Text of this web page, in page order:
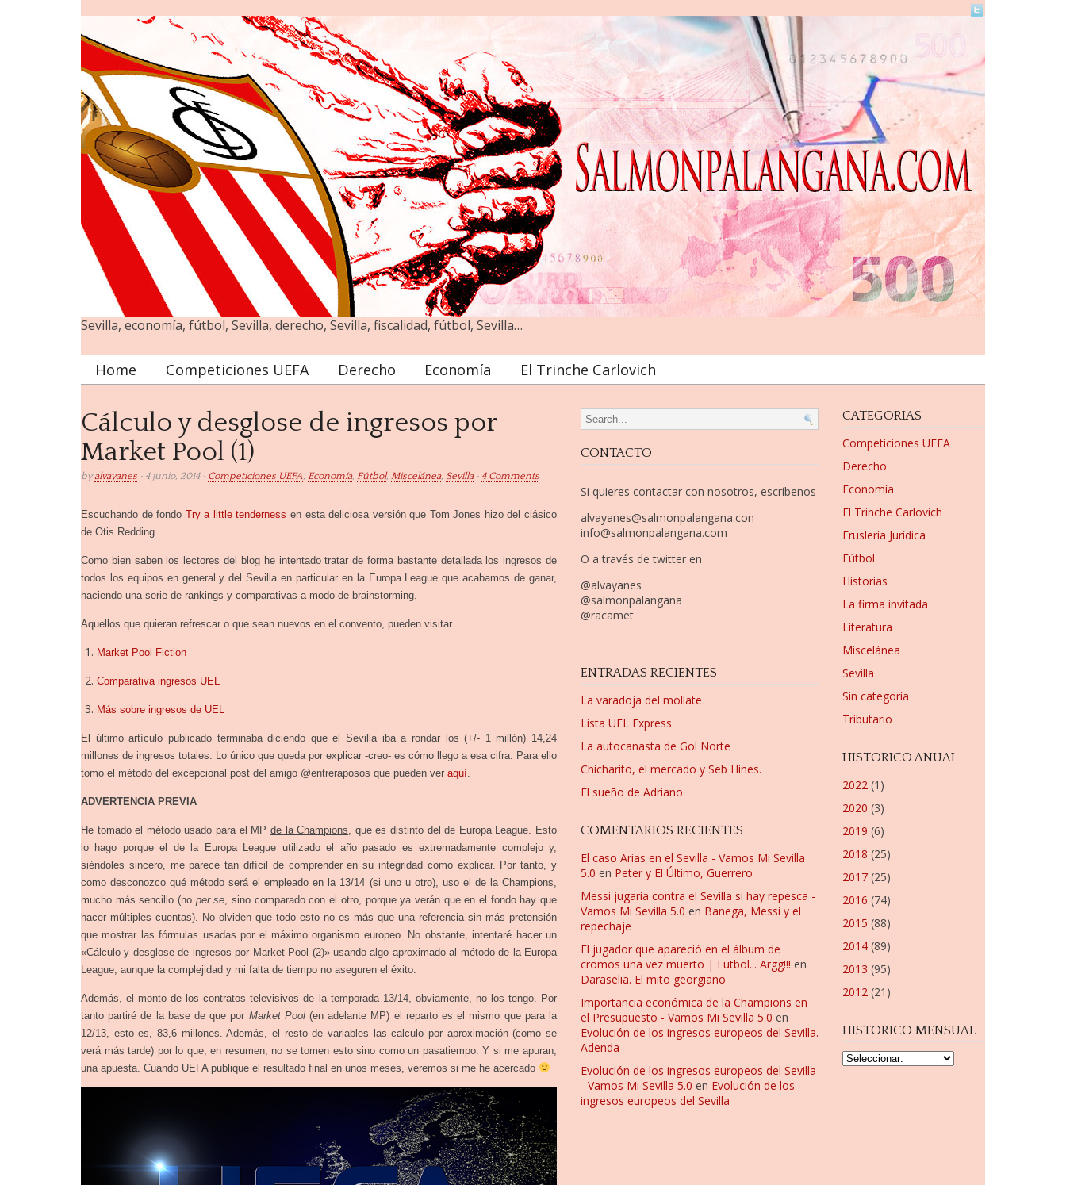
Sevilla, economía, fútbol, Sevilla, derecho, Sevilla, fiscalidad, fútbol, Sevilla…
Main menu
Home Competiciones UEFA Derecho Economía El Trinche Carlovich
Cálculo y desglose de ingresos por
Market Pool (1)
byalvayanes • 4 junio, 2014 • Competiciones UEFA, Economía, Fútbol, Miscelánea, Sevilla• 4 Comments
Escuchando de fondo Try a little tenderness en esta deliciosa versión que Tom Jones hizo del clásico
de Otis Redding
Como bien saben los lectores del blog he intentado tratar de forma bastante detallada los ingresos de
todos los equipos en general y del Sevilla en particular en la Europa League que acabamos de ganar,
haciendo una serie de rankings y comparativas a modo de brainstorming.
Aquellos que quieran refrescar o que sean nuevos en el convento, pueden visitar
Market Pool Fiction
Comparativa ingresos UEL
Más sobre ingresos de UEL
El último artículo publicado terminaba diciendo que el Sevilla iba a rondar los (+/- 1 millón) 14,24
millones de ingresos totales. Lo único que queda por explicar -creo- es cómo llego a esa cifra. Para ello
tomo el método del excepcional post del amigo @entreraposos que pueden ver aquí.
ADVERTENCIA PREVIA
He tomado el método usado para el MP de la Champions, que es distinto del de Europa League. Esto
lo hago porque el de la Europa League utilizado el año pasado es extremadamente complejo y,
siéndoles sincero, me parece tan difícil de comprender en su integridad como explicar. Por tanto, y
como desconozco qué método será el empleado en la 13/14 (si uno u otro), uso el de la Champions,
mucho más sencillo (no per se, sino comparado con el otro, porque ya verán que en el fondo hay que
hacer múltiples cuentas). No olviden que todo esto no es más que una referencia sin más pretensión
que mostrar las fórmulas usadas por el máximo organismo europeo. No obstante, intentaré hacer un
«Cálculo y desglose de ingresos por Market Pool (2)» usando algo aproximado al método de la Europa
League, aunque la complejidad y mi falta de tiempo no aseguren el éxito.
Además, el monto de los contratos televisivos de la temporada 13/14, obviamente, no los tengo. Por
tanto partiré de la base de que por Market Pool(en adelante MP) el reparto es el mismo que para la
12/13, esto es, 83,6 millones. Además, el resto de variables las calculo por aproximación (como se
verá más tarde) por lo que, en resumen, no se tomen esto sino como un pasatiempo. Y si me apuran,
una apuesta. Cuando UEFA publique el resultado final en unos meses, veremos si me he acercado
Search for:
CONTACTO
Si quieres contactar con nosotros, escríbenos
alvayanes@salmonpalangana.con
info@salmonpalangana.com
O a través de twitter en
@alvayanes
@salmonpalangana
@racamet
ENTRADAS RECIENTES
La varadoja del mollate
Lista UEL Express
La autocanasta de Gol Norte
Chicharito, el mercado y Seb Hines.
El sueño de Adriano
COMENTARIOS RECIENTES
El caso Arias en el Sevilla - Vamos Mi Sevilla
5.0 en Peter y El Último, Guerrero
Messi jugaría contra el Sevilla si hay repesca -
Vamos Mi Sevilla 5.0 en Banega, Messi y el
repechaje
El jugador que apareció en el álbum de
cromos una vez muerto | Futbol... Argg!!! en
Daraselia. El mito georgiano
Importancia económica de la Champions en
el Presupuesto - Vamos Mi Sevilla 5.0 en
Evolución de los ingresos europeos del Sevilla.
Adenda
Evolución de los ingresos europeos del Sevilla
- Vamos Mi Sevilla 5.0 en Evolución de los
ingresos europeos del Sevilla
CATEGORIAS
Competiciones UEFA
Derecho
Economía
El Trinche Carlovich
Fruslería Jurídica
Fútbol
Historias
La firma invitada
Literatura
Miscelánea
Sevilla
Sin categoría
Tributario
HISTORICO ANUAL
2022 (1)
2020 (3)
2019 (6)
2018 (25)
2017 (25)
2016 (74)
2015 (88)
2014 (89)
2013 (95)
2012 (21)
HISTORICO MENSUAL